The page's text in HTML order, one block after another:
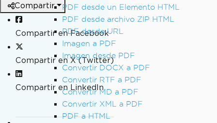
PDF desde un Elemento HTML
PDF desde archivo ZIP HTML
PDF desde URL
Imagen a PDF
Imagen desde PDF
Convertir DOCX a PDF
Convertir RTF a PDF
Convertir MD a PDF
Convertir XML a PDF
PDF a HTML
Compartir
Compartir en Facebook
Compartir en X (Twitter)
Compartir en LinkedIn